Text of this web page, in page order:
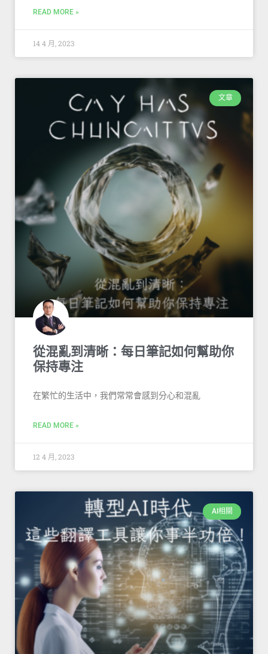
READ MORE »
14 4 月, 2023
文章
從混亂到清晰：每日筆記如何幫助你
保持專注
在繁忙的生活中，我們常常會感到分心和混亂
READ MORE »
12 4 月, 2023
AI相關